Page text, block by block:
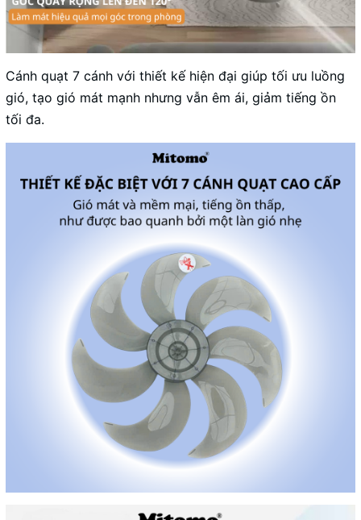
Cánh quạt 7 cánh với thiết kế hiện đại giúp tối ưu luồng
gió, tạo gió mát mạnh nhưng vẫn êm ái, giảm tiếng ồn
tối đa.